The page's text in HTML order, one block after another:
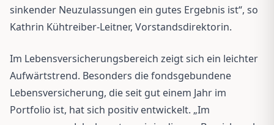
sinkender Neuzulassungen ein gutes Ergebnis ist“, so
Kathrin Kühtreiber-Leitner, Vorstandsdirektorin.
Im Lebensversicherungsbereich zeigt sich ein leichter
Aufwärtstrend. Besonders die fondsgebundene
Lebensversicherung, die seit gut einem Jahr im
Portfolio ist, hat sich positiv entwickelt. „Im